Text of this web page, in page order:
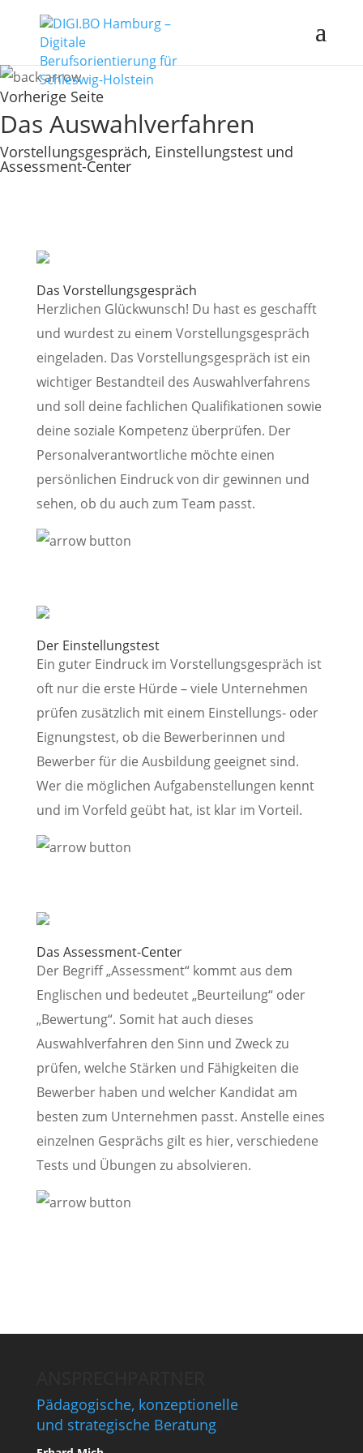
Vorherige Seite
Das Auswahlverfahren
Vorstellungsgespräch, Einstellungstest und
Assessment-Center
Das Vorstellungsgespräch
Herzlichen Glückwunsch! Du hast es geschafft
und wurdest zu einem Vorstellungsgespräch
eingeladen. Das Vorstellungsgespräch ist ein
wichtiger Bestandteil des Auswahlverfahrens
und soll deine fachlichen Qualifikationen sowie
deine soziale Kompetenz überprüfen. Der
Personalverantwortliche möchte einen
persönlichen Eindruck von dir gewinnen und
sehen, ob du auch zum Team passt.
Der Einstellungstest
Ein guter Eindruck im Vorstellungsgespräch ist
oft nur die erste Hürde – viele Unternehmen
prüfen zusätzlich mit einem Einstellungs- oder
Eignungstest, ob die Bewerberinnen und
Bewerber für die Ausbildung geeignet sind.
Wer die möglichen Aufgabenstellungen kennt
und im Vorfeld geübt hat, ist klar im Vorteil.
Das Assessment-Center
Der Begriff „Assessment“ kommt aus dem
Englischen und bedeutet „Beurteilung“ oder
„Bewertung“. Somit hat auch dieses
Auswahlverfahren den Sinn und Zweck zu
prüfen, welche Stärken und Fähigkeiten die
Bewerber haben und welcher Kandidat am
besten zum Unternehmen passt. Anstelle eines
einzelnen Gesprächs gilt es hier, verschiedene
Tests und Übungen zu absolvieren.
Pädagogische, konzeptionelle
und strategische Beratung